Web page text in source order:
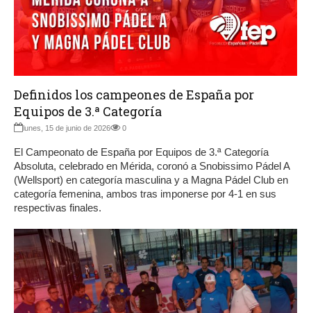
Definidos los campeones de España por
Equipos de 3.ª Categoría
lunes, 15 de junio de 2026 0
El Campeonato de España por Equipos de 3.ª Categoría
Absoluta, celebrado en Mérida, coronó a Snobissimo Pádel A
(Wellsport) en categoría masculina y a Magna Pádel Club en
categoría femenina, ambos tras imponerse por 4-1 en sus
respectivas finales.